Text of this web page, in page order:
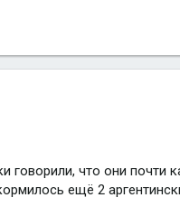
говорили, что они
ещё 2